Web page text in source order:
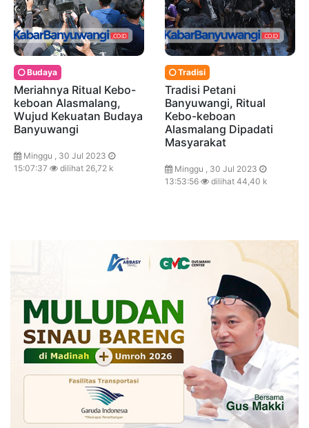
Budaya
Meriahnya Ritual Kebo-
keboan Alasmalang,
Wujud Kekuatan Budaya
Banyuwangi
Minggu , 30 Jul 2023
15:07:37
dilihat 26,72 k
Tradisi
Tradisi Petani
Banyuwangi, Ritual
Kebo-keboan
Alasmalang Dipadati
Masyarakat
Minggu , 30 Jul 2023
13:53:56
dilihat 44,40 k